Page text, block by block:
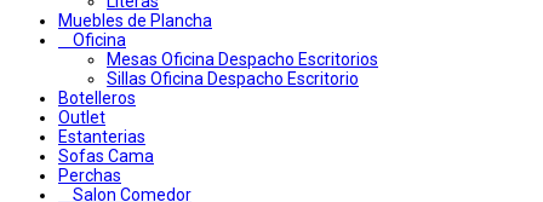
Muebles de Plancha
Oficina
Mesas Oficina Despacho Escritorios
Sillas Oficina Despacho Escritorio
Botelleros
Outlet
Estanterias
Sofas Cama
Perchas
Salon Comedor